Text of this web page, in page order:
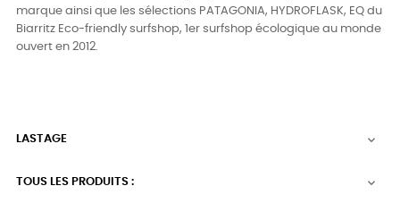
marque ainsi que les sélections PATAGONIA, HYDROFLASK, EQ du
Biarritz Eco-friendly surfshop, 1er surfshop écologique au monde
ouvert en 2012.
LASTAGE 
TOUS LES PRODUITS : 